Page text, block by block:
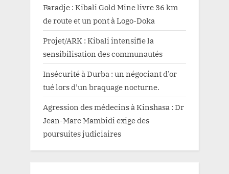
Faradje : Kibali Gold Mine livre 36 km
de route et un pont à Logo-Doka
Projet/ARK : Kibali intensifie la
sensibilisation des communautés
Insécurité à Durba : un négociant d’or
tué lors d’un braquage nocturne.
Agression des médecins à Kinshasa : Dr
Jean-Marc Mambidi exige des
poursuites judiciaires